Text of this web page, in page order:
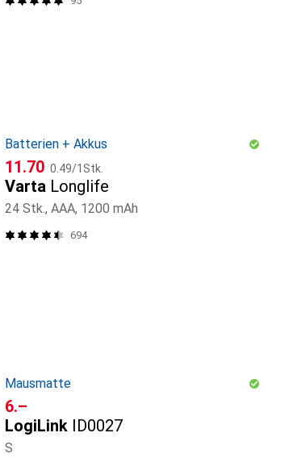
Batterien + Akkus
CHF
11.70 CHF
0.49/1Stk.
Varta Longlife
24 Stk., AAA, 1200 mAh
694
Mausmatte
CHF
6.–
LogiLink ID0027
S